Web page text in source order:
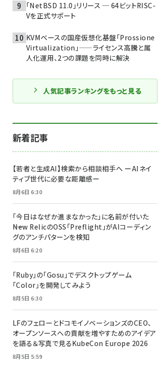
「NetBSD 11.0」リリース ─ 64ビットRISC-
Vを正式サポート
KVMベースの国産仮想化基盤「Prossione
Virtualization」——ライセンス高騰と属
人化運用、2つの課題を同時に解決
人気記事ランキングをもっと見る
新着記事
【若者と生成AI】検索から相談相手へ ーAIネイ
ティブ世代に必要な距離感ー
8月6日 6:30
「今日はなぜか進まなかった」に名前が付いた
――New RelicのOSS「Preflight」がAIコーディン
グのアンチパターンを検知
8月6日 6:20
「Ruby」の「Gosu」でデスクトップゲーム
「Color」を開発してみよう
8月5日 6:30
LFのフェローとドコモイノベーションズのCEO、
オープンソースへの貢献を増やすためのアイデア
を語る＆写真で見るKubeCon Europe 2026
8月5日 5:59